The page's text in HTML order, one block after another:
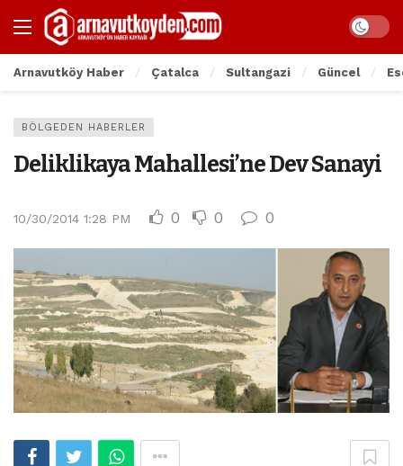
Arnavutköy Haber Çatalca Sultangazi Güncel
BÖLGEDEN HABERLER
Deliklikaya Mahallesi’ne Dev Sanayi
10/30/2014 1:28 PM 0 0 0